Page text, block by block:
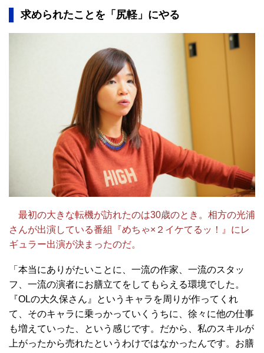
求められたことを「尻軽」にやる
最初の大きな転機が訪れたのは30歳のとき。相方の光浦
さんが出演している番組『めちゃ×２イケてるッ！』にレ
ギュラー出演が決まったのだ。
「本当にありがたいことに、一流の作家、一流のスタッ
フ、一流の演者にお膳立てをしてもらえる環境でした。
『OLの大久保さん』というキャラを周りが作ってくれ
て、そのキャラに乗っかっていくうちに、徐々に他の仕事
も増えていった、という感じです。だから、私のスキルが
上がったから売れたというわけではなかったんです。お膳